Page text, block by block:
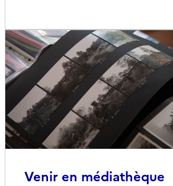
Venir en médiathèque